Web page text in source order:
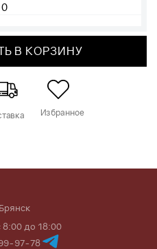
В КОРЗИНУ
Избранное
до 18:00
97-78